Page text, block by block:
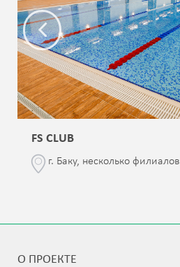
FS CLUB
г. Баку, несколько филиалов
О ПРОЕКТЕ